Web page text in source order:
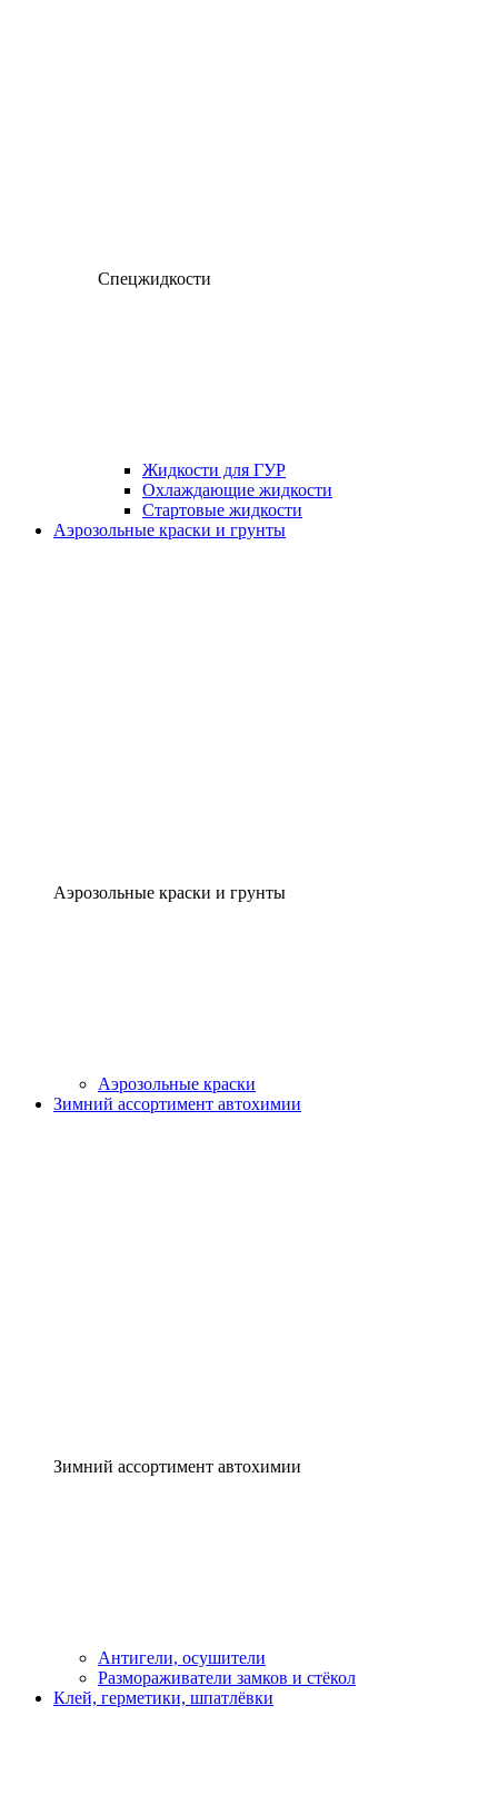
Спецжидкости
Жидкости для ГУР
Охлаждающие жидкости
Стартовые жидкости
Аэрозольные краски и грунты
Аэрозольные краски и грунты
Аэрозольные краски
Зимний ассортимент автохимии
Зимний ассортимент автохимии
Антигели, осушители
Размораживатели замков и стёкол
Клей, герметики, шпатлёвки